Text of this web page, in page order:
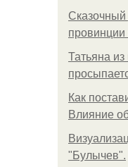
Татьяна из
Как
Влияние
"Булычев".